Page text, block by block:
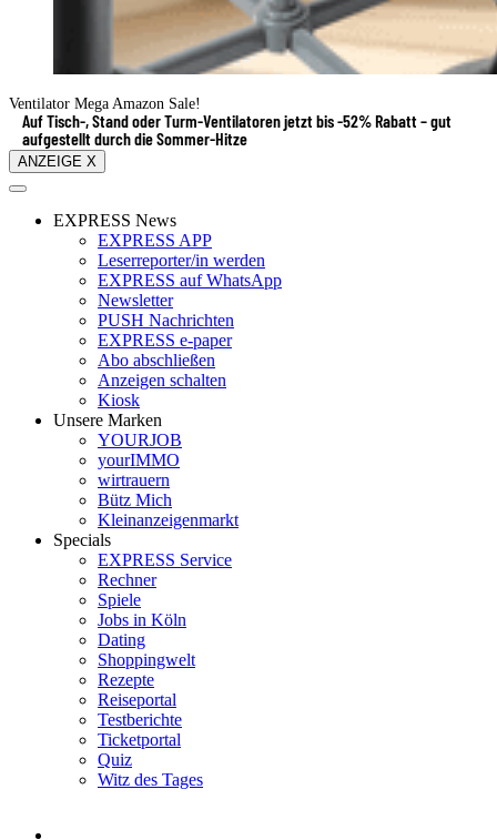
Ventilator Mega Amazon Sale!
Auf Tisch-, Stand oder Turm-Ventilatoren jetzt bis -52% Rabatt – gut
aufgestellt durch die Sommer-Hitze
ANZEIGE X
EXPRESS News
EXPRESS APP
Leserreporter/in werden
EXPRESS auf WhatsApp
Newsletter
PUSH Nachrichten
EXPRESS e-paper
Abo abschließen
Anzeigen schalten
Kiosk
Unsere Marken
YOURJOB
yourIMMO
wirtrauern
Bütz Mich
Kleinanzeigenmarkt
Specials
EXPRESS Service
Rechner
Spiele
Jobs in Köln
Dating
Shoppingwelt
Rezepte
Reiseportal
Testberichte
Ticketportal
Quiz
Witz des Tages